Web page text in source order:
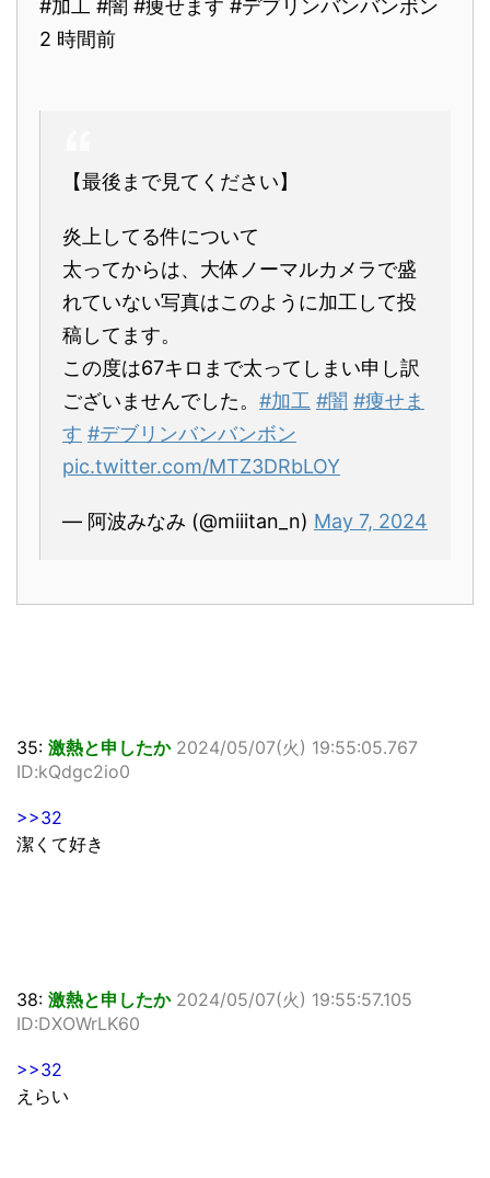
#加工 #闇 #痩せます #デブリンバンバンボン
2 時間前
【最後まで見てください】
炎上してる件について
太ってからは、大体ノーマルカメラで盛
れていない写真はこのように加工して投
稿してます。
この度は67キロまで太ってしまい申し訳
ございませんでした。 #加工 #闇 #痩せま
す #デブリンバンバンボン
pic.twitter.com/MTZ3DRbLOY
— 阿波みなみ (@miiitan_n) May 7, 2024
35: 激熱と申したか 2024/05/07(火) 19:55:05.767
ID:kQdgc2io0
>>32
潔くて好き
38: 激熱と申したか 2024/05/07(火) 19:55:57.105
ID:DXOWrLK60
>>32
えらい